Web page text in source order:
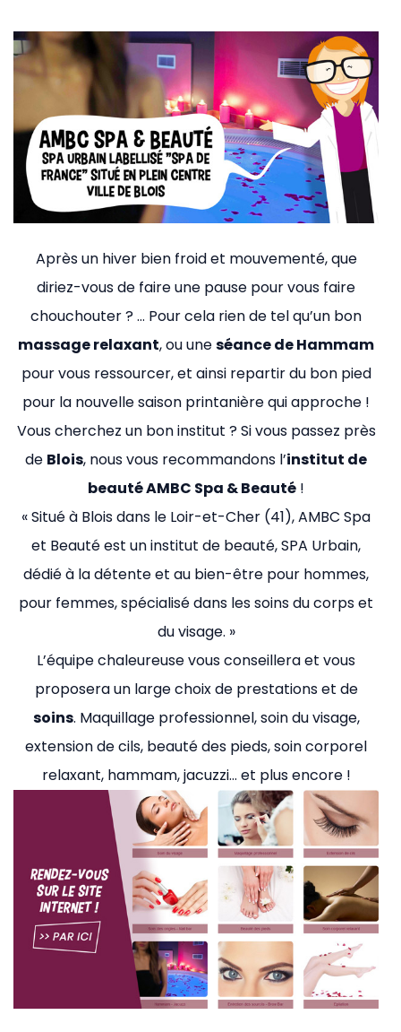
Après un hiver bien froid et mouvementé, que
diriez-vous de faire une pause pour vous faire
chouchouter ? … Pour cela rien de tel qu’un bon
massage relaxant, ou uneséance de Hammam
pour vous ressourcer, et ainsi repartir du bon pied
pour la nouvelle saison printanière qui approche !
Vous cherchez un bon institut ? Si vous passez près
de Blois, nous vous recommandons l’institut de
beauté AMBC Spa & Beauté !
« Situé à Blois dans le Loir-et-Cher (41), AMBC Spa
et Beauté est un institut de beauté, SPA Urbain,
dédié à la détente et au bien-être pour hommes,
pour femmes, spécialisé dans les soins du corps et
du visage. »
L’équipe chaleureuse vous conseillera et vous
proposera un large choix de prestations et de
soins. Maquillage professionnel, soin du visage,
extension de cils, beauté des pieds, soin corporel
relaxant, hammam, jacuzzi… et plus encore !